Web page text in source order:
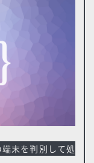
末を判別して処